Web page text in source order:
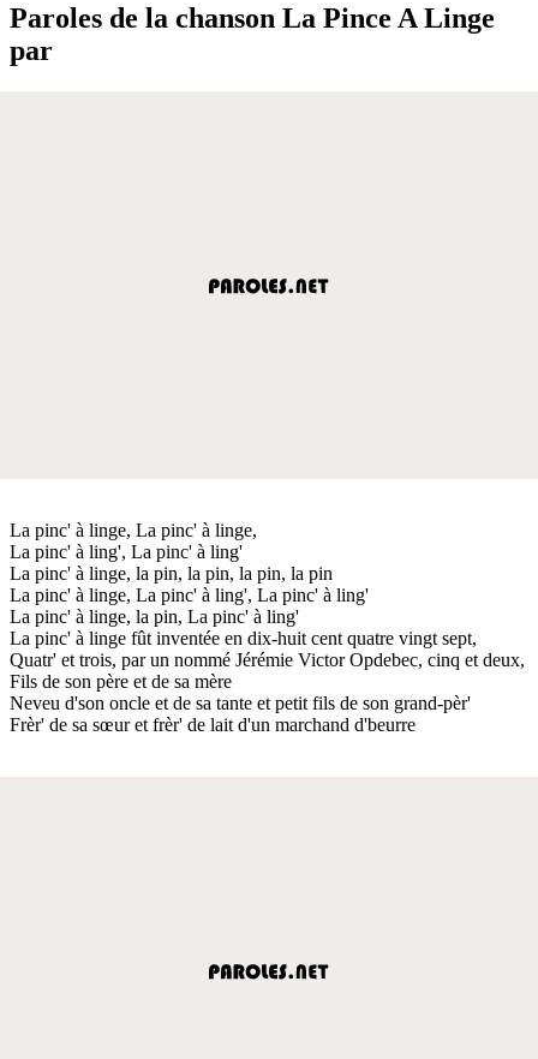
Paroles de la chanson La Pince A Linge
par
La pinc' à linge, La pinc' à linge,
La pinc' à ling', La pinc' à ling'
La pinc' à linge, la pin, la pin, la pin, la pin
La pinc' à linge, La pinc' à ling', La pinc' à ling'
La pinc' à linge, la pin, La pinc' à ling'
La pinc' à linge fût inventée en dix-huit cent quatre vingt sept,
Quatr' et trois, par un nommé Jérémie Victor Opdebec, cinq et deux,
Fils de son père et de sa mère
Neveu d'son oncle et de sa tante et petit fils de son grand-pèr'
Frèr' de sa sœur et frèr' de lait d'un marchand d'beurre